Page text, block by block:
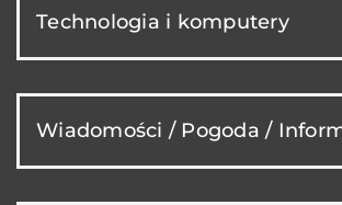
Technologia i komputery
Wiadomości / Pogoda /